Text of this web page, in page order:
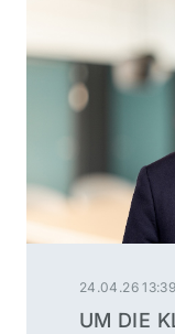
24.04.26 13:39
UM DIE